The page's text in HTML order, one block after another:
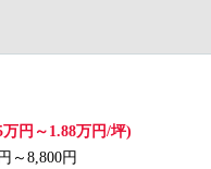
円～1.88万円/坪)
～8,800円